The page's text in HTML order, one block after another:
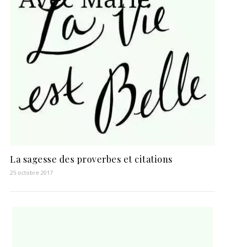
La sagesse des proverbes et citations
25 octobre 2017